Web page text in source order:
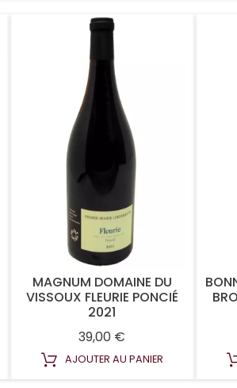
MAGNUM DOMAINE DU
VISSOUX FLEURIE PONCIÉ
2021
39,00 €
AJOUTER AU PANIER